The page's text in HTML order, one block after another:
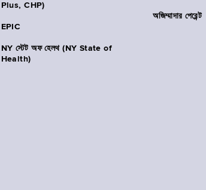
Plus, CHP)
EPIC
NY স্টেট অফ হেলথ (NY State of
Health)
অজিম্মাদার পেরেন্ট